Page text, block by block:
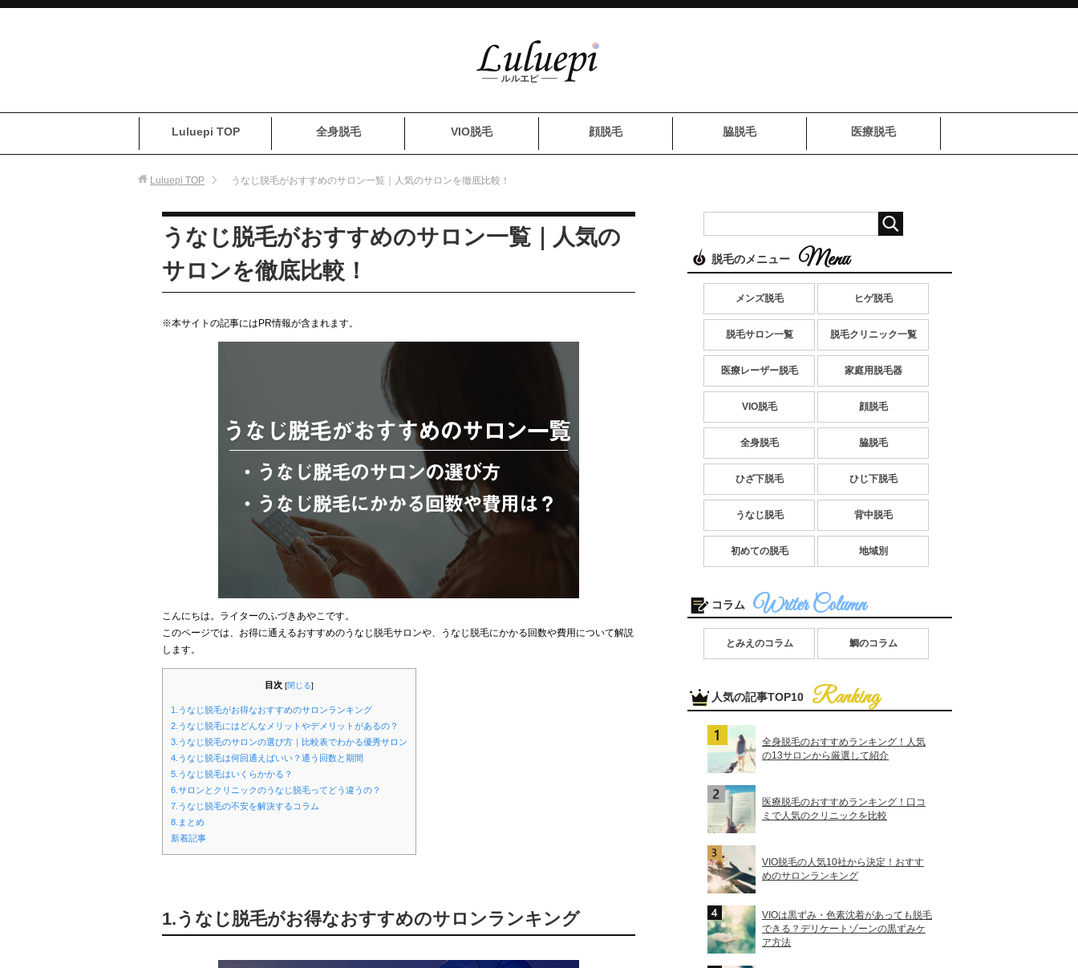
Luluepi TOP 全身脱毛 VIO脱毛 顔脱毛 脇脱毛 医療脱毛
Luluepi TOP うなじ脱毛がおすすめのサロン一覧｜人気のサロンを徹底比較！
うなじ脱毛がおすすめのサロン一覧｜人気の
サロンを徹底比較！
※本サイトの記事にはPR情報が含まれます。
こんにちは。ライターのふづきあやこです。
このページでは、お得に通えるおすすめのうなじ脱毛サロンや、うなじ脱毛にかかる回数や費用について解説
します。
目次 [閉じる]
1.うなじ脱毛がお得なおすすめのサロンランキング
2.うなじ脱毛にはどんなメリットやデメリットがあるの？
3.うなじ脱毛のサロンの選び方｜比較表でわかる優秀サロン
4.うなじ脱毛は何回通えばいい？通う回数と期間
5.うなじ脱毛はいくらかかる？
6.サロンとクリニックのうなじ脱毛ってどう違うの？
7.うなじ脱毛の不安を解決するコラム
8.まとめ
新着記事
1.うなじ脱毛がお得なおすすめのサロンランキング
脱毛のメニュー
メンズ脱毛 ヒゲ脱毛
脱毛サロン一覧 脱毛クリニック一覧
医療レーザー脱毛 家庭用脱毛器
VIO脱毛 顔脱毛
全身脱毛 脇脱毛
ひざ下脱毛 ひじ下脱毛
うなじ脱毛 背中脱毛
初めての脱毛 地域別
コラム
とみえのコラム 鯛のコラム
人気の記事TOP10
全身脱毛のおすすめランキング！人気
の13サロンから厳選して紹介
医療脱毛のおすすめランキング！口コ
ミで人気のクリニックを比較
VIO脱毛の人気10社から決定！おすす
めのサロンランキング
VIOは黒ずみ・色素沈着があっても脱毛
できる？デリケートゾーンの黒ずみケ
ア方法